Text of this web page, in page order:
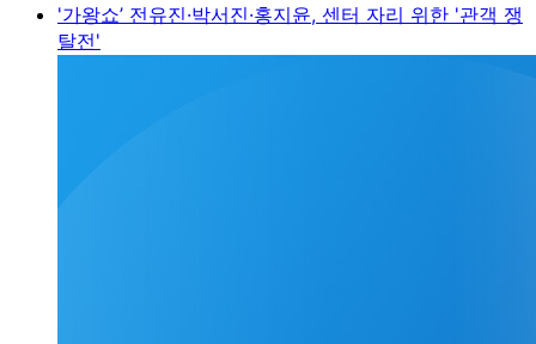
'가왕쇼’ 전유진·박서진·홍지윤, 센터 자리 위한 '관객 쟁
탈전'